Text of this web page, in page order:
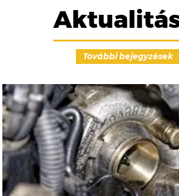
További bejegyzések